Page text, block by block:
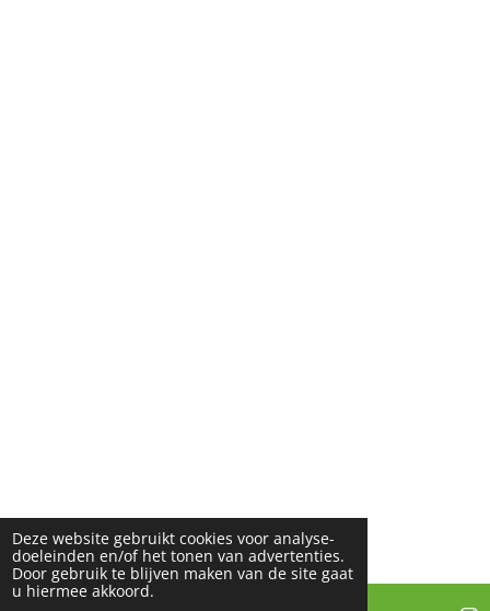
Deze website gebruikt cookies voor analyse-
doeleinden en/of het tonen van advertenties.
Door gebruik te blijven maken van de site gaat
u hiermee akkoord.